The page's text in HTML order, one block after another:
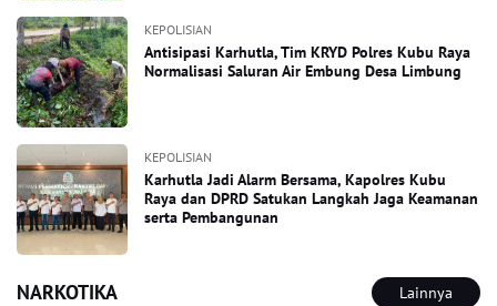
KEPOLISIAN
Antisipasi Karhutla, Tim KRYD Polres Kubu Raya
Normalisasi Saluran Air Embung Desa Limbung
KEPOLISIAN
Karhutla Jadi Alarm Bersama, Kapolres Kubu
Raya dan DPRD Satukan Langkah Jaga Keamanan
serta Pembangunan
NARKOTIKA Lainnya